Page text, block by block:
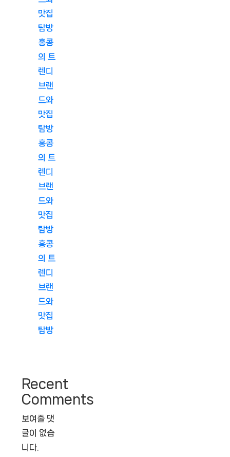
맛집
탐방
홍콩
의 트
렌디
브랜
드와
맛집
탐방
홍콩
의 트
렌디
브랜
드와
맛집
탐방
홍콩
의 트
렌디
브랜
드와
맛집
탐방
Recent
Comments
보여줄 댓
글이 없습
니다.